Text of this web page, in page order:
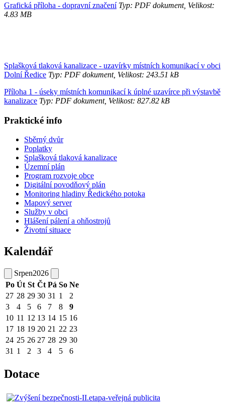
Grafická příloha - dopravní značeníTyp: PDF dokument, Velikost:
4.83 MB
Splašková tlaková kanalizace - uzavírky místních komunikací v obci
Dolní Ředice Typ: PDF dokument, Velikost: 243.51 kB
Příloha 1 - úseky místních komunikací k úplné uzavírce při výstavbě
kanalizace Typ: PDF dokument, Velikost: 827.82 kB
Praktické info
Sběrný dvůr
Poplatky
Splašková tlaková kanalizace
Územní plán
Program rozvoje obce
Digitální povodňový plán
Monitoring hladiny Ředického potoka
Mapový server
Služby v obci
Hlášení pálení a ohňostrojů
Životní situace
Kalendář
Srpen2026
Po Út St Čt Pá So Ne
27 28 29 30 31 1
2
3
4 5 6 7 8
9
10 11 12 13 14 15 16
17 18 19 20 21 22 23
24 25 26 27 28 29 30
31 1 2 3 4 5 6
Dotace